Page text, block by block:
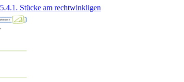
Stücke am rechtwinkligen